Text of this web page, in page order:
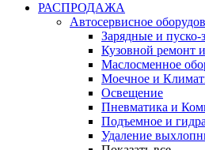
РАСПРОДАЖА
Автосервисное
Зарядные и пуско-
Кузовной ремонт
Маслосменное
Моечное и
Освещение
Пневматика и
Подъемное и
Удаление